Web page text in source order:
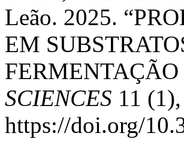
Leão. 2025.
EM
SCIENCES 11
https://doi.org/